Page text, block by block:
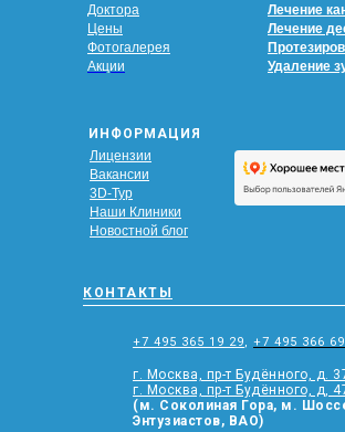
Доктора
Цены
Фотогалерея
Акции
Лечение
Лечение
Удаление
ИНФОРМАЦИЯ
Лицензии
Вакансии
3D-Тур
Наши Клиники
Новостной блог
КОНТАКТЫ
+7 495 365 19 29, +7 495 366
г. Москва, пр-т Будённого, д.
г. Москва, пр-т Будённого, д,
(м. Соколиная Гора, м.
Энтузиастов, ВАО)